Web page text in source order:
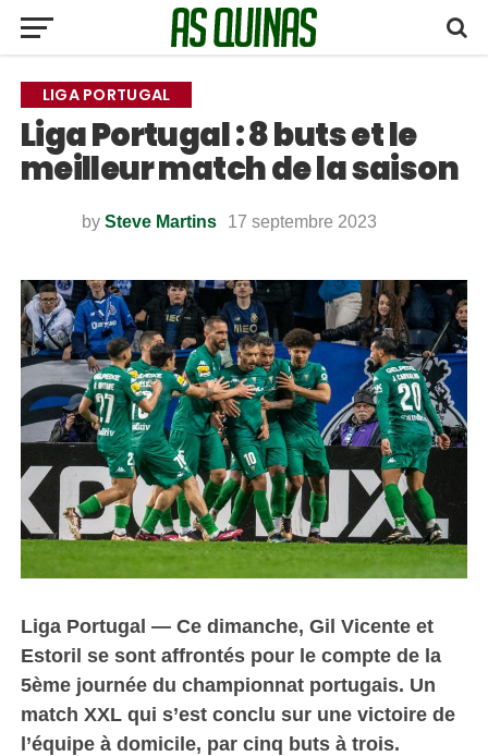
LIGA PORTUGAL
Liga Portugal : 8 buts et le
meilleur match de la saison
by Steve Martins 17 septembre 2023
Liga Portugal — Ce dimanche, Gil Vicente et
Estoril se sont affrontés pour le compte de la
5ème journée du championnat portugais. Un
match XXL qui s’est conclu sur une victoire de
l’équipe à domicile, par cinq buts à trois.